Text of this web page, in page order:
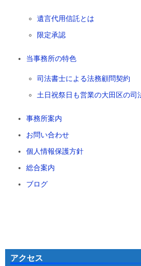
遺言代用信託とは
限定承認
当事務所の特色
司法書士による法務顧問契約
土日祝祭日も営業の大田区の司
事務所案内
お問い合わせ
個人情報保護方針
総合案内
ブログ
アクセス